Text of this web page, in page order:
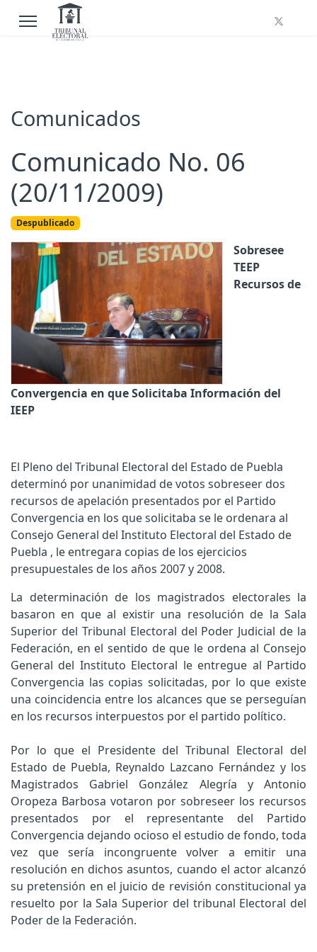
Comunicados
Comunicado No. 06
(20/11/2009)
Despublicado
Sobresee
TEEP
Recursos de
Convergencia en que Solicitaba Información del
IEEP
El Pleno del Tribunal Electoral del Estado de Puebla
determinó por unanimidad de votos sobreseer dos
recursos de apelación presentados por el Partido
Convergencia en los que solicitaba se le ordenara al
Consejo General del Instituto Electoral del Estado de
Puebla , le entregara copias de los ejercicios
presupuestales de los años 2007 y 2008.
La determinación de los magistrados electorales la
basaron en que al existir una resolución de la Sala
Superior del Tribunal Electoral del Poder Judicial de la
Federación, en el sentido de que le ordena al Consejo
General del Instituto Electoral le entregue al Partido
Convergencia las copias solicitadas, por lo que existe
una coincidencia entre los alcances que se perseguían
en los recursos interpuestos por el partido político.
Por lo que el Presidente del Tribunal Electoral del
Estado de Puebla, Reynaldo Lazcano Fernández y los
Magistrados Gabriel González Alegría y Antonio
Oropeza Barbosa votaron por sobreseer los recursos
presentados por el representante del Partido
Convergencia dejando ocioso el estudio de fondo, toda
vez que sería incongruente volver a emitir una
resolución en dichos asuntos, cuando el actor alcanzó
su pretensión en el juicio de revisión constitucional ya
resuelto por la Sala Superior del tribunal Electoral del
Poder de la Federación.